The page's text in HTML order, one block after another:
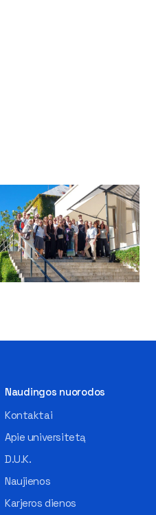
Naudingos nuorodos
Kontaktai
Apie universitetą
D.U.K.
Naujienos
Karjeros dienos